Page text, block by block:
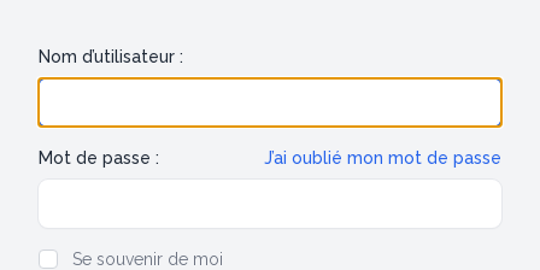
Nom d’utilisateur :
Mot de passe : J’ai oublié mon mot de passe
Se souvenir de moi